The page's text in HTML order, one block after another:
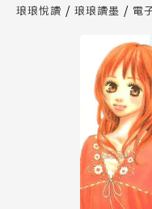
請圖文教學
【公告】因
停部分閱讀服務
琅琅悅讀 琅琅讀墨 電